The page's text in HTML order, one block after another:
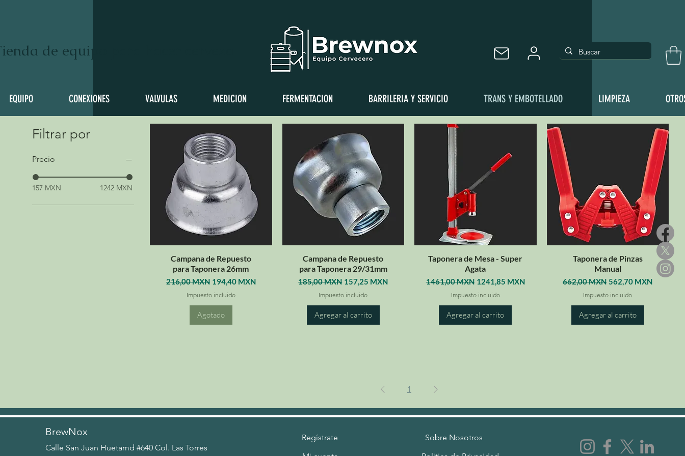
de equipo para hacer cerveza
EQUIPO CONEXIONES VALVULAS MEDICION FERMENTACION BARRILERIA Y SERVICIO TRANS Y EMBOTELLADO LIMPIEZA
Filtrar por
Precio
157 MXN 1242 MXN
Campana de Repuesto
para Taponera 26mm
Precio
216,00 MXN Precio de oferta
194,40 MXN
Impuesto incluido
Agotado
Campana de Repuesto
para Taponera 29/31mm
Precio
185,00 MXN Precio de oferta
157,25 MXN
Impuesto incluido
Agregar al carrito
Taponera de Mesa - Super
Agata
Precio
1461,00 MXN Precio de oferta
1241,85 MXN
Impuesto incluido
Agregar al carrito
Taponera de Pinzas
Manual
Precio
662,00 MXN Precio de oferta
562,70 MXN
Impuesto incluido
Agregar al carrito
1
BrewNox
Calle San Juan Huetamd #640 Col. Las Torres
Regístrate
Sobre Nosotros